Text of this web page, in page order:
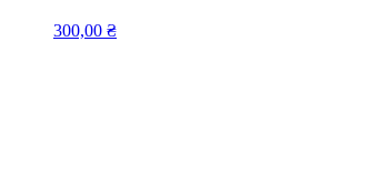
300,00 ₴